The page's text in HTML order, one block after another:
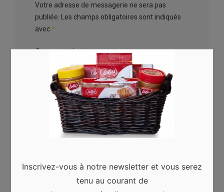
Votre adresse de messagerie ne sera pas
publiée.
Les champs obligatoires sont indiqués
avec*
Commentaire*
Inscrivez-vous à notre newsletter et vous serez
tenu au courant de